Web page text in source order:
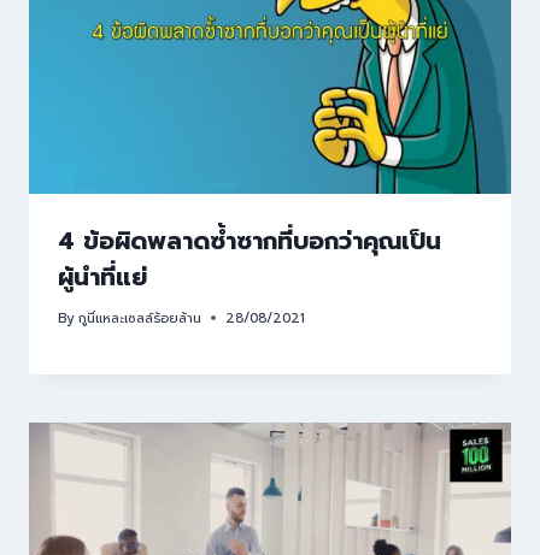
4 ข้อผิดพลาดซ้ำซากที่บอกว่าคุณเป็น
ผู้นำที่แย่
Byกูนี่แหละเซลล์ร้อยล้าน 28/08/2021